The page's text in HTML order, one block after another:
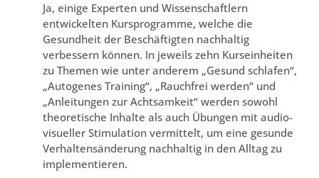
Ja, einige Experten und Wissenschaftlern
entwickelten Kursprogramme, welche die
Gesundheit der Beschäftigten nachhaltig
verbessern können. In jeweils zehn Kurseinheiten
zu Themen wie unter anderem „Gesund schlafen“,
„Autogenes Training“, „Rauchfrei werden“ und
„Anleitungen zur Achtsamkeit“ werden sowohl
theoretische Inhalte als auch Übungen mit audio-
visueller Stimulation vermittelt, um eine gesunde
Verhaltensänderung nachhaltig in den Alltag zu
implementieren.